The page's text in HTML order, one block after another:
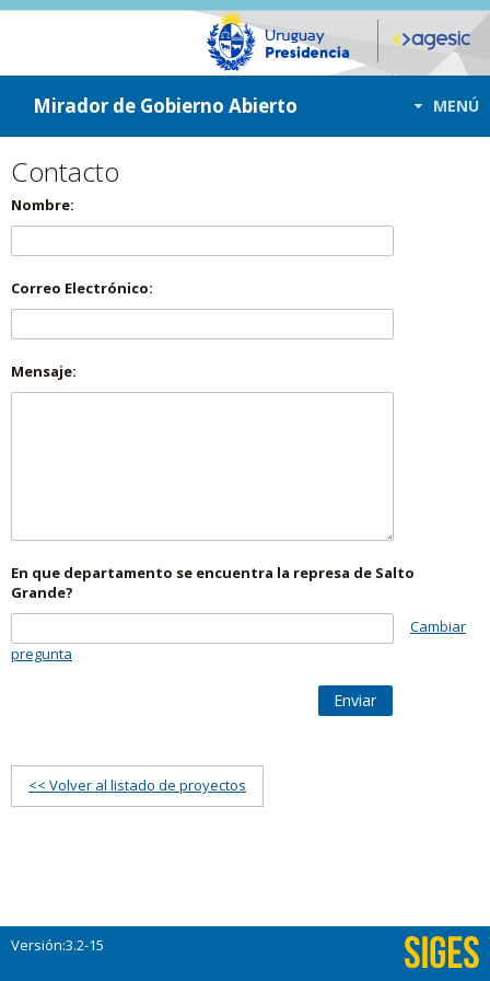
ir a contenido
ir al menú
Mirador de Gobierno Abierto MENÚ
Contacto
Nombre:
Correo Electrónico:
Mensaje:
En que departamento se encuentra la represa de Salto
Grande?
Cambiar
pregunta
Enviar
<< Volver al listado de proyectos
Versión:3.2-15